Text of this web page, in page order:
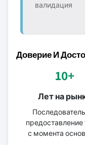
валидация
Доверие И
10+
Лет на
предоставление
с момента